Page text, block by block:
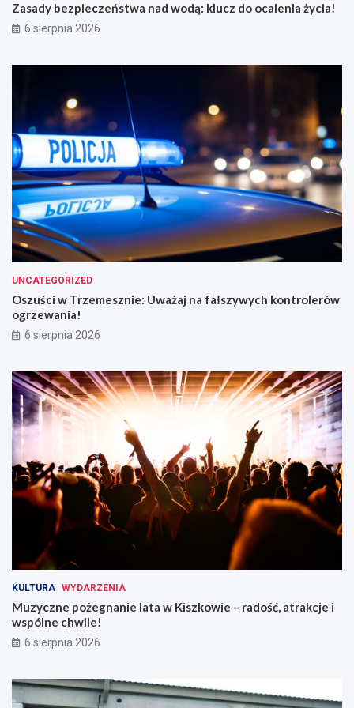
d
w
o
ą
u
c
z
d
o
o
c
a
l
e
n
i
a
ż
y
a
!
a
ż
a
n
ł
s
z
y
w
y
c
h
k
o
n
t
r
o
l
ó
w
o
g
r
z
e
w
a
Zasady bezpieczeństwa nad wodą: klucz do ocalenia życia!
6 sierpnia 2026
UNCATEGORIZED
Oszuści w Trzemesznie: Uważaj na fałszywych kontrolerów
ogrzewania!
6 sierpnia 2026
KULTURA WYDARZENIA
Muzyczne pożegnanie lata w Kiszkowie – radość, atrakcje i
wspólne chwile!
6 sierpnia 2026